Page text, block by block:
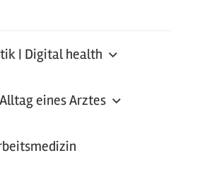
| Digital health
eines Arztes